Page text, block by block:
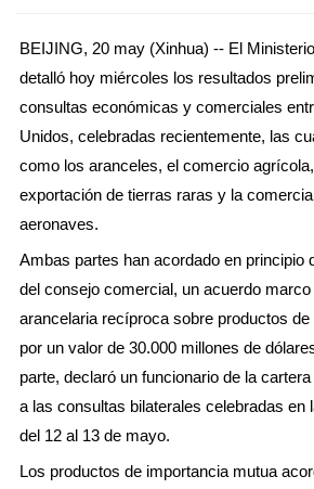
BEIJING, 20 may (Xinhua) -- El
detalló hoy miércoles los resultados
consultas económicas y comerciales
Unidos, celebradas recientemente, las
como los aranceles, el comercio
exportación de tierras raras y la
aeronaves.
Ambas partes han acordado en principio
del consejo comercial, un acuerdo
arancelaria recíproca sobre productos
por un valor de 30.000 millones de
parte, declaró un funcionario de la
a las consultas bilaterales celebradas en
del 12 al 13 de mayo.
Los productos de importancia mutua